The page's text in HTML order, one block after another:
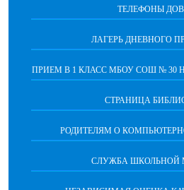
ТЕЛЕФОНЫ
ЛАГЕРЬ ДНЕВНОГО
ПРИЕМ В 1 КЛАСС МБОУ СОШ № 30
СТРАНИЦА
РОДИТЕЛЯМ О
СЛУЖБА ШКОЛЬНОЙ